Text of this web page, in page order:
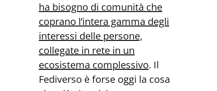
ha bisogno di comunità che
coprano l’intera gamma degli
interessi delle persone,
collegate in rete in un
ecosistema complessivo. Il
Fediverso è forse oggi la cosa